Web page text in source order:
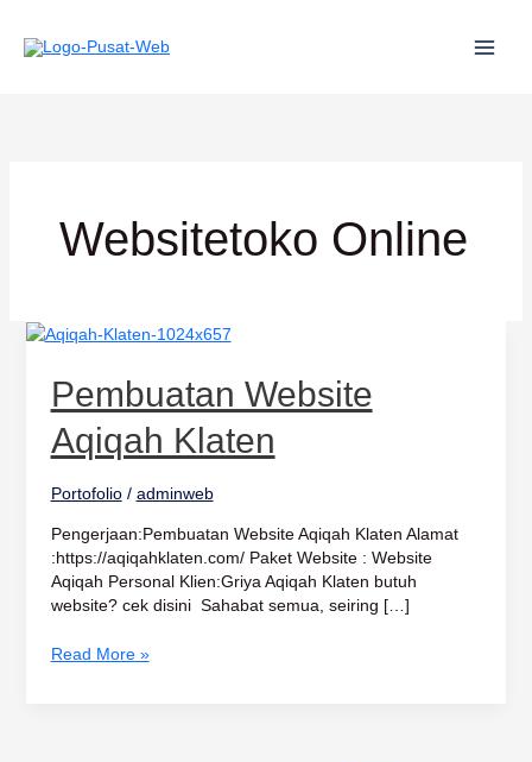
konten
Websitetoko Online
Pembuatan Website
Aqiqah Klaten
Portofolio/ adminweb
Pengerjaan:Pembuatan Website Aqiqah Klaten Alamat
:https://aqiqahklaten.com/ Paket Website : Website
Aqiqah Personal Klien:Griya Aqiqah Klaten butuh
website? cek disini Sahabat semua, seiring […]
Pembuatan
Aqiqah
Klaten
Read More »